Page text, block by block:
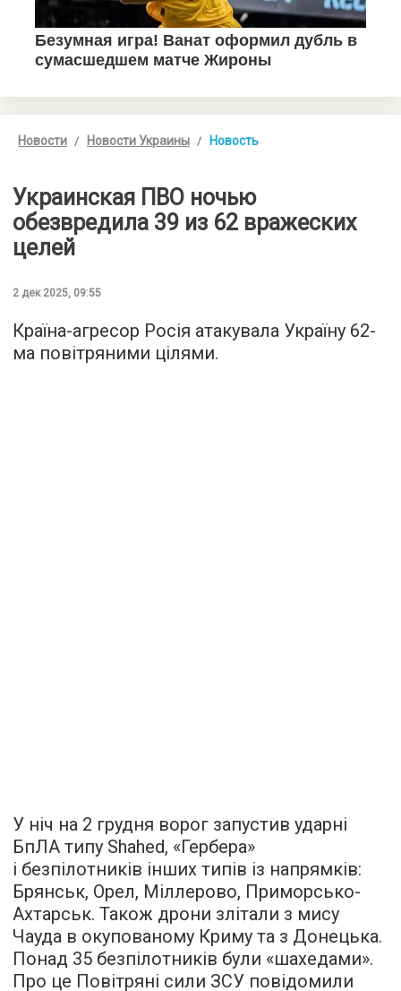
Новости Новости Украины Новость
Украинская ПВО ночью
обезвредила 39 из 62 вражеских
целей
2 дек 2025, 09:55
Країна-агресор Росія атакувала Україну 62-
ма повітряними цілями.
У ніч на 2 грудня ворог запустив ударні
БпЛА типу Shahed, «Гербера»
і безпілотників інших типів із напрямків:
Брянськ, Орел, Міллерово, Приморсько-
Ахтарськ. Також дрони злітали з мису
Чауда в окупованому Криму та з Донецька.
Понад 35 безпілотників були «шахедами».
Про це Повітряні сили ЗСУ повідомили